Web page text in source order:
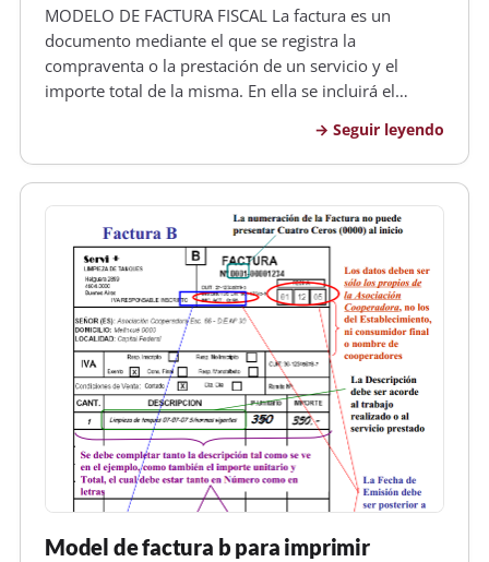
MODELO DE FACTURA FISCAL La factura es un
documento mediante el que se registra la
compraventa o la prestación de un servicio y el
importe total de la misma. En ella se incluirá el
sujeta la operación. Utilización de la factura La
entrega de factura al consumidor g…
Seguir leyendo
Model de factura b para imprimir